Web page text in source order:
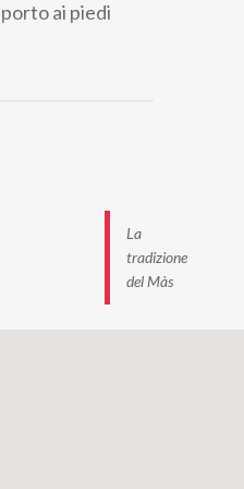
ai piedi
sul Corno
a pezzi con
La
tradizione
del Màs